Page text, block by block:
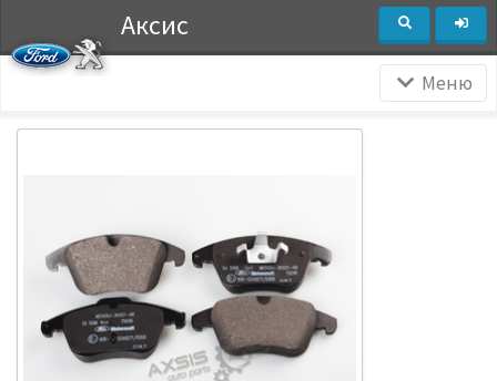
Аксис
Меню